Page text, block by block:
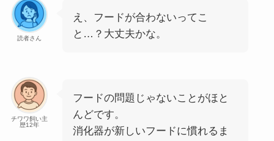
読者さん
え、フードが合わないってこ
と…？大丈夫かな。
チワワ飼い主
歴12年
フードの問題じゃないことがほと
んどです。
消化器が新しいフードに慣れるま